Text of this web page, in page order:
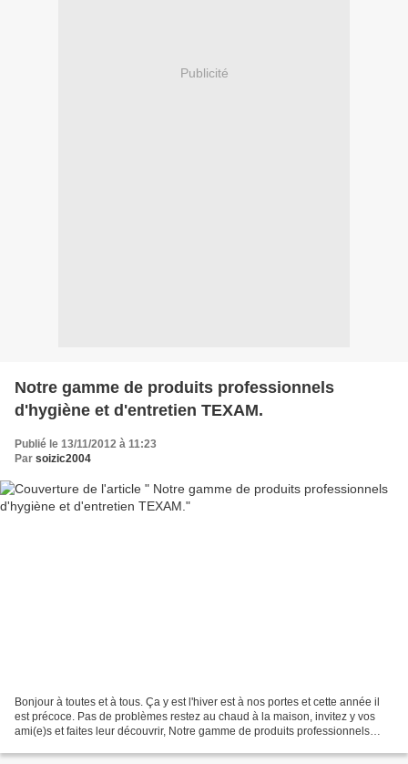
Publicité
Notre gamme de produits professionnels
d'hygiène et d'entretien TEXAM.
Publié le 13/11/2012 à 11:23
Par soizic2004
Bonjour à toutes et à tous. Ça y est l'hiver est à nos portes et cette année il
est précoce. Pas de problèmes restez au chaud à la maison, invitez y vos
ami(e)s et faites leur découvrir, Notre gamme de produits professionnels